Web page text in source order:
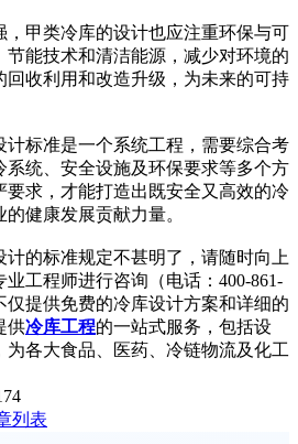
甲类冷库的设计也应注重环保与可
能技术和清洁能源，减少对环境的
回收利用和改造升级，为未来的可持
标准是一个系统工程，需要综合考
系统、安全设施及环保要求等多个方
要求，才能打造出既安全又高效的冷
健康发展贡献力量。
的标准规定不甚明了，请随时向上
工程师进行咨询（电话：400-861-
仅提供免费的冷库设计方案和详细的
供冷库工程的一站式服务，包括设
各大食品、医药、冷链物流及化工
列表